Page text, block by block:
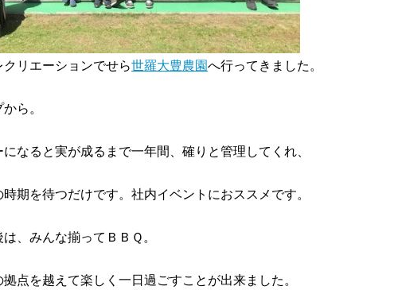
リエーションでせら世羅大豊農園へ行ってきました。
ら。
なると実が成るまで一年間、確りと管理してくれ、
期を待つだけです。社内イベントにおススメです。
、みんな揃ってＢＢＱ。
点を越えて楽しく一日過ごすことが出来ました。